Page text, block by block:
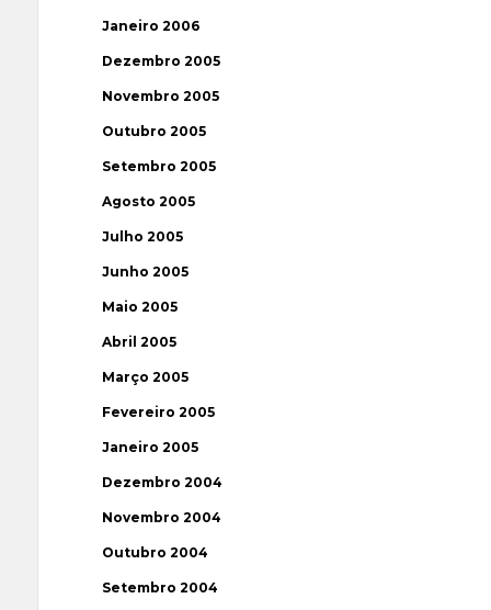
Janeiro 2006
Dezembro 2005
Novembro 2005
Outubro 2005
Setembro 2005
Agosto 2005
Julho 2005
Junho 2005
Maio 2005
Abril 2005
Março 2005
Fevereiro 2005
Janeiro 2005
Dezembro 2004
Novembro 2004
Outubro 2004
Setembro 2004